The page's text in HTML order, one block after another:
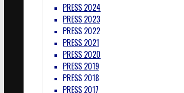
PRESS 2024
PRESS 2023
PRESS 2022
PRESS 2021
PRESS 2020
PRESS 2019
PRESS 2018
PRESS 2017